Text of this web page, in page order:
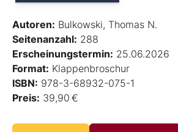
Autoren: Bulkowski, Thomas N.
Seitenanzahl: 288
Erscheinungstermin: 25.06.2026
Format: Klappenbroschur
ISBN: 978-3-68932-075-1
Preis: 39,90 €